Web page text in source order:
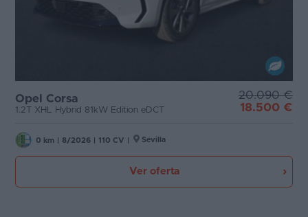
Opel Corsa
1.2T XHL Hybrid 81kW Edition eDCT
20.090 €
18.500 €
0 km 8/2026 110 CV Sevilla
Ver oferta